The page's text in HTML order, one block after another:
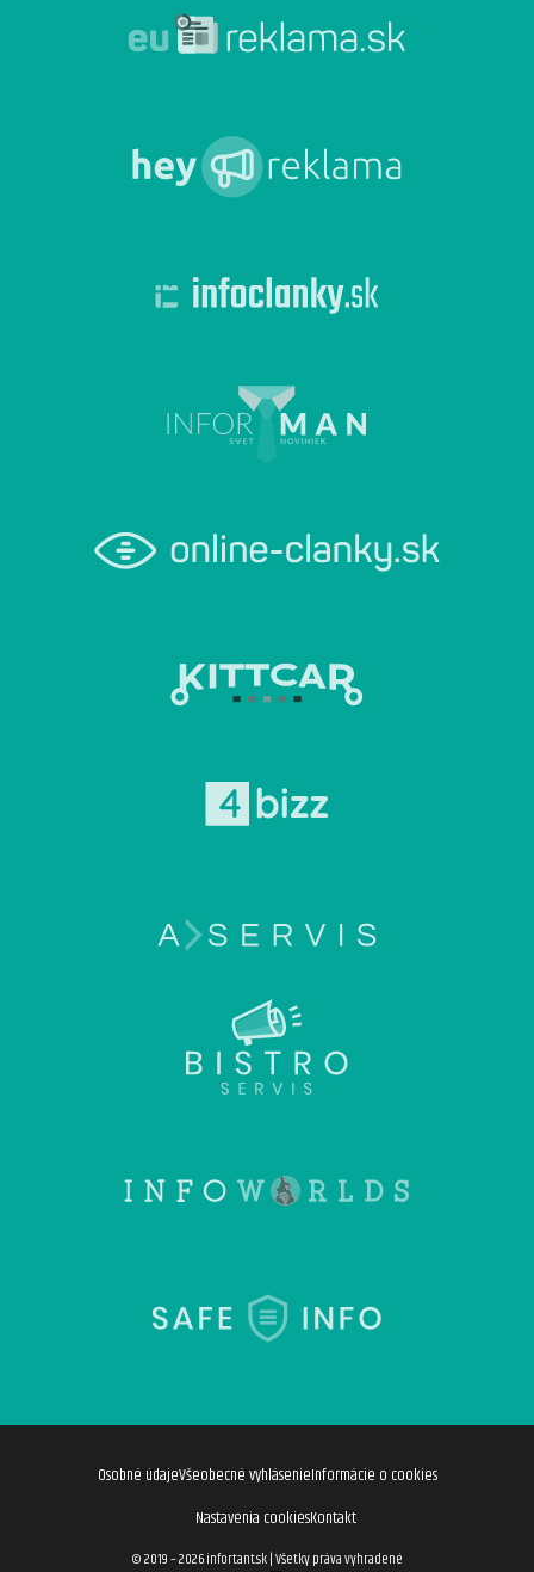
Osobné údajeVšeobecné vyhlásenieInformácie o cookies
Nastavenia cookiesKontakt
© 2019 – 2026 infortant.sk|Všetky práva vyhradené